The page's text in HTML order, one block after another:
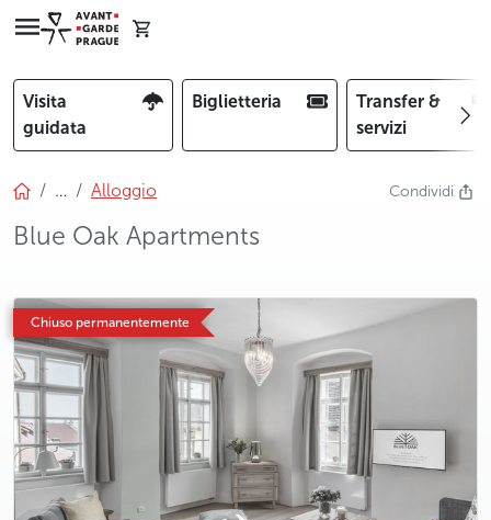
Visita
guidata
Biglietteria
Transfer &
servizi
… Alloggio Condividi
Blue Oak Apartments
Chiuso permanentemente
photo 5
photo 6